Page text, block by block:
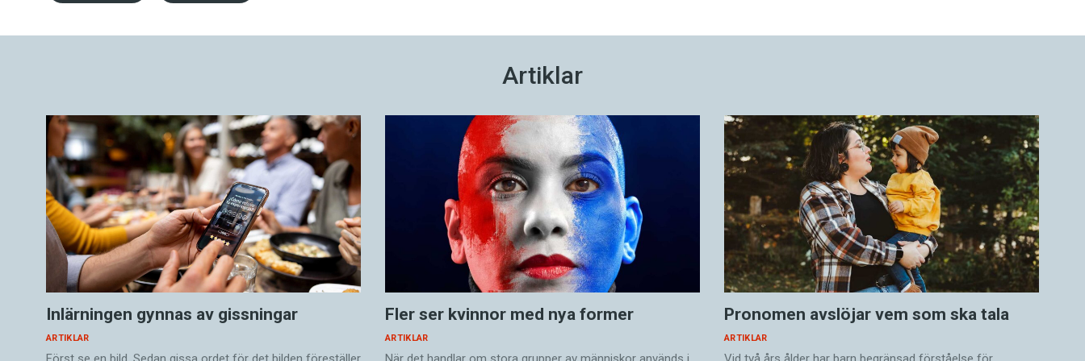
Artiklar
Inlärningen gynnas av gissningar
ARTIKLAR
Fler ser kvinnor med nya former
ARTIKLAR
Pronomen avslöjar vem som ska tala
ARTIKLAR